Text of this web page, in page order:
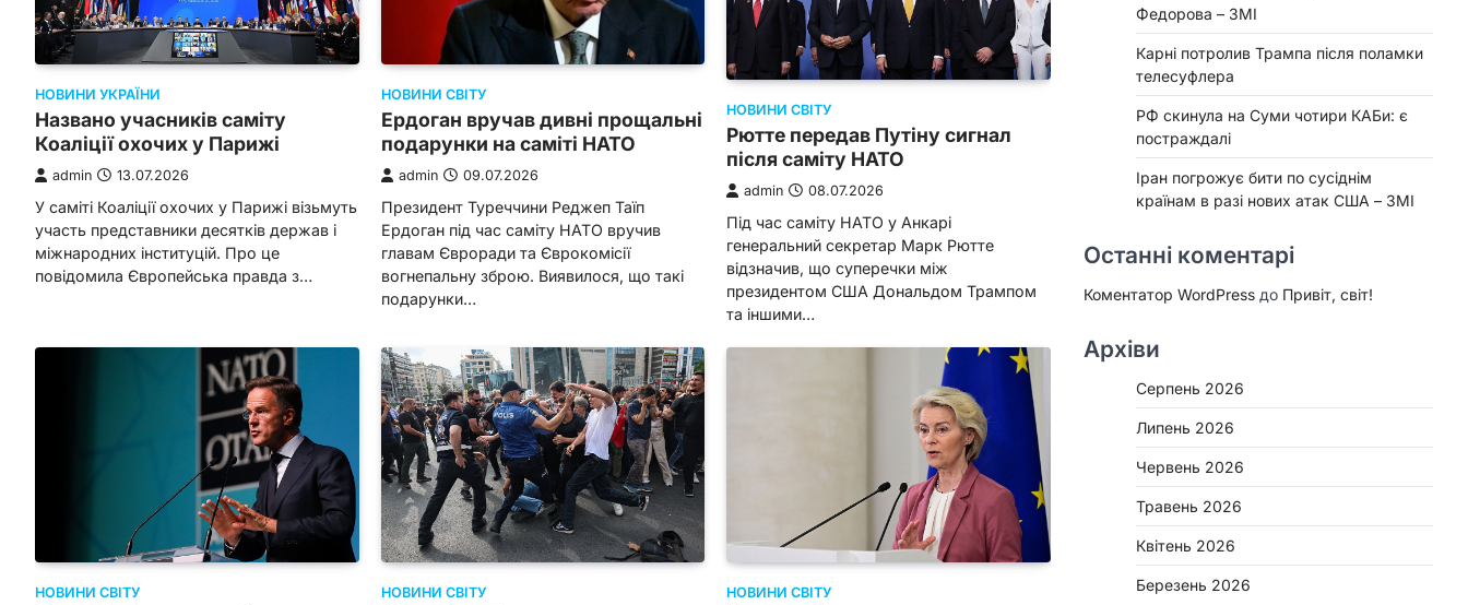
НОВИНИ УКРАЇНИ
Названо учасників саміту
Коаліції охочих у Парижі
admin 13.07.2026
У саміті Коаліції охочих у Парижі візьмуть
участь представники десятків держав і
міжнародних інституцій. Про це
повідомила Європейська правда з…
НОВИНИ СВІТУ
Ердоган вручав дивні прощальні
подарунки на саміті НАТО
admin 09.07.2026
Президент Туреччини Реджеп Таїп
Ердоган під час саміту НАТО вручив
главам Євроради та Єврокомісії
вогнепальну зброю. Виявилося, що такі
подарунки…
НОВИНИ СВІТУ
Рютте передав Путіну сигнал
після саміту НАТО
admin 08.07.2026
Під час саміту НАТО у Анкарі
генеральний секретар Марк Рютте
відзначив, що суперечки між
президентом США Дональдом Трампом
та іншими…
НОВИНИ СВІТУ НОВИНИ СВІТУ НОВИНИ СВІТУ
Федорова – ЗМІ
Карні потролив Трампа після поламки
телесуфлера
РФ скинула на Суми чотири КАБи: є
постраждалі
Іран погрожує бити по сусіднім
країнам в разі нових атак США – ЗМІ
Останні коментарі
Коментатор WordPress до Привіт, світ!
Архіви
Серпень 2026
Липень 2026
Червень 2026
Травень 2026
Квітень 2026
Березень 2026